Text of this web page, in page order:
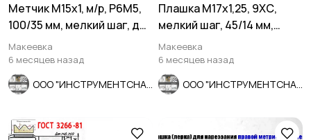
Метчик М15х1, м/р, Р6М5,
100/35 мм, мелкий шаг, для
скв и глух резьбы.
Макеевка
6 месяцев назад
Плашка М17х1,25, 9ХС,
мелкий шаг, 45/14 мм,
ГОСТ 7740-71.
Макеевка
6 месяцев назад